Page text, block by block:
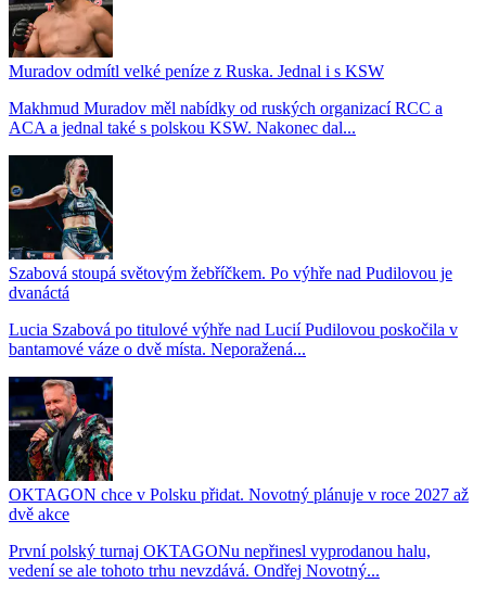
Muradov odmítl velké peníze z Ruska. Jednal i s KSW
Makhmud Muradov měl nabídky od ruských organizací RCC a
ACA a jednal také s polskou KSW. Nakonec dal...
Szabová stoupá světovým žebříčkem. Po výhře nad Pudilovou je
dvanáctá
Lucia Szabová po titulové výhře nad Lucií Pudilovou poskočila v
bantamové váze o dvě místa. Neporažená...
OKTAGON chce v Polsku přidat. Novotný plánuje v roce 2027 až
dvě akce
První polský turnaj OKTAGONu nepřinesl vyprodanou halu,
vedení se ale tohoto trhu nevzdává. Ondřej Novotný...